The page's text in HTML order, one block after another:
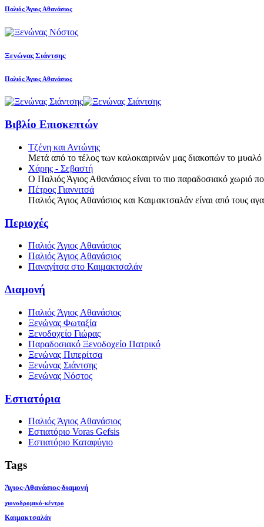
Παλιός Άγιος Αθανάσιος
Ξενώνας Σιάντσης
Παλιός Άγιος Αθανάσιος
Βιβλίο Επισκεπτών
Τζένη και Αντώνης
Μετά από το τέλος των καλοκαιρινών μας διακοπών το
Χάρης - Σεβαστή
Ο Παλιός Άγιος Αθανάσιος είναι το πιο παραδοσιακό χωριό
Πέτρος Γιαννιτσά
Παλιός Άγιος Αθανάσιος και Καιμακτσαλάν είναι από τους
Περιοχές
Παλιός Άγιος Αθανάσιος
Παλιός Άγιος Αθανάσιος
Παναγίτσα στο Καιμακτσαλάν
Διαμονή
Παλιός Άγιος Αθανάσιος
Ξενώνας Φωταξία
Ξενοδοχείο Γιώρας
Παραδοσιακό Ξενοδοχείο Πατρικό
Ξενώνας Πιπερίτσα
Ξενώνας Σιάντσης
Ξενώνας Νόστος
Εστιατόρια
Παλιός Άγιος Αθανάσιος
Εστιατόριο Voras Gefsis
Εστιατόριο Καταφύγιο
Tags
Άγιος-Αθανάσιος-διαμονή
χιονοδρομικό-κέντρο
Καιμακτσαλάν